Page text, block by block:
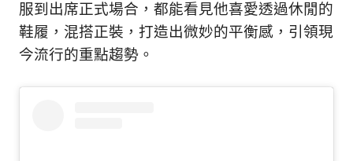
服到出席正式場合，都能看見他喜愛透過休閒的
鞋履，混搭正裝，打造出微妙的平衡感，引領現
今流行的重點趨勢。